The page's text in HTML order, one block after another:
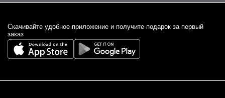
Cкачивайте удобное приложение и получите подарок за первый
заказ